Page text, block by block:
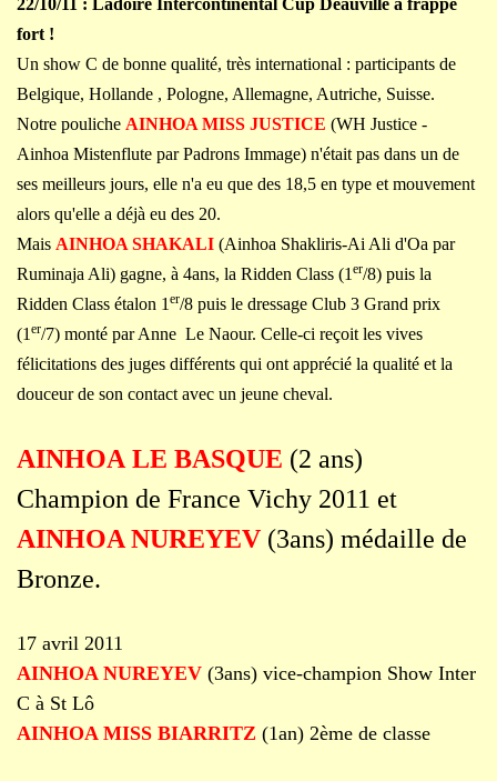
22/10/11 : Ladoire Intercontinental Cup Deauville a frappé
fort !
Un show C de bonne qualité, très international : participants de
Belgique, Hollande , Pologne, Allemagne, Autriche, Suisse.
Notre pouliche AINHOA MISS JUSTICE (WH Justice -
Ainhoa Mistenflute par Padrons Immage) n'était pas dans un de
ses meilleurs jours, elle n'a eu que des 18,5 en type et mouvement
alors qu'elle a déjà eu des 20.
Mais AINHOA SHAKALI (Ainhoa Shakliris-Ai Ali d'Oa par
Ruminaja Ali) gagne, à 4ans, la Ridden Class (1 er/8) puis la
Ridden Class étalon 1 er/8 puis le dressage Club 3 Grand prix
(1 er/7) monté par Anne Le Naour. Celle-ci reçoit les vives
félicitations des juges différents qui ont apprécié la qualité et la
douceur de son contact avec un jeune cheval.
AINHOA LE BASQUE (2 ans)
Champion de France Vichy 2011 et
AINHOA NUREYEV (3ans) médaille de
Bronze.
17 avril 2011
AINHOA NUREYEV (3ans) vice-champion Show Inter
C à St Lô
AINHOA MISS BIARRITZ (1an) 2ème de classe